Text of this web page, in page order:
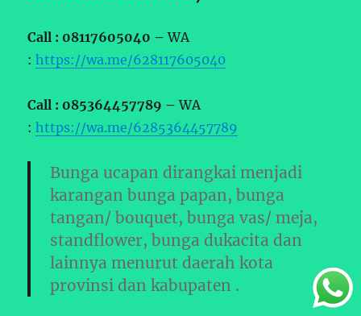
Call : 08117605040 –WA
:https://wa.me/628117605040
Call : 085364457789 –WA
:https://wa.me/6285364457789
Bunga ucapan dirangkai menjadi
karangan bunga papan, bunga
tangan/ bouquet, bunga vas/ meja,
standflower, bunga dukacita dan
lainnya menurut daerah kota
provinsi dan kabupaten .